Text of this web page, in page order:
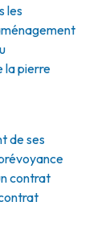
les
la pierre
de ses
contrat